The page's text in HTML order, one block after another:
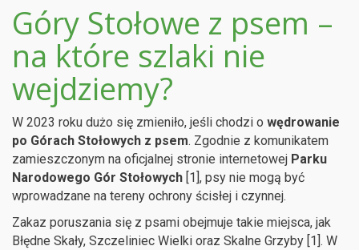
Góry Stołowe z psem –
na które szlaki nie
wejdziemy?
W 2023 roku dużo się zmieniło, jeśli chodzi o wędrowanie
po Górach Stołowych z psem. Zgodnie z komunikatem
zamieszczonym na oficjalnej stronie internetowej Parku
Narodowego Gór Stołowych [1], psy nie mogą być
wprowadzane na tereny ochrony ścisłej i czynnej.
Zakaz poruszania się z psami obejmuje takie miejsca, jak
Błędne Skały, Szczeliniec Wielki oraz Skalne Grzyby [1]. W